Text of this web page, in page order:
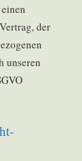
der
unseren